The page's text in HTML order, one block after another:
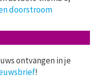
doorstroom
ontvangen in je
!